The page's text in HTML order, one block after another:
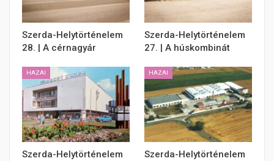
Szerda-Helytörténelem
28. | A cérnagyár
Szerda-Helytörténelem
27. | A húskombinát
HAZAI
Szerda-Helytörténelem
HAZAI
Szerda-Helytörténelem